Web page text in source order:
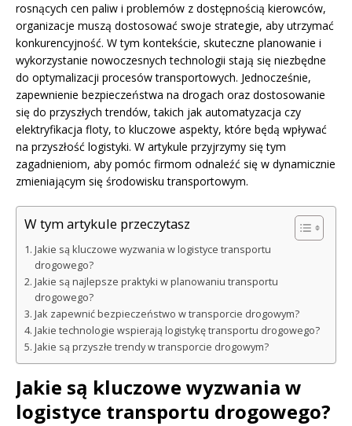
rosnących cen paliw i problemów z dostępnością kierowców,
organizacje muszą dostosować swoje strategie, aby utrzymać
konkurencyjność. W tym kontekście, skuteczne planowanie i
wykorzystanie nowoczesnych technologii stają się niezbędne
do optymalizacji procesów transportowych. Jednocześnie,
zapewnienie bezpieczeństwa na drogach oraz dostosowanie
się do przyszłych trendów, takich jak automatyzacja czy
elektryfikacja floty, to kluczowe aspekty, które będą wpływać
na przyszłość logistyki. W artykule przyjrzymy się tym
zagadnieniom, aby pomóc firmom odnaleźć się w dynamicznie
zmieniającym się środowisku transportowym.
W tym artykule przeczytasz
Jakie są kluczowe wyzwania w logistyce transportu
drogowego?
Jakie są najlepsze praktyki w planowaniu transportu
drogowego?
Jak zapewnić bezpieczeństwo w transporcie drogowym?
Jakie technologie wspierają logistykę transportu drogowego?
Jakie są przyszłe trendy w transporcie drogowym?
Jakie są kluczowe wyzwania w
logistyce transportu drogowego?